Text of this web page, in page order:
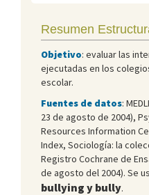
Resumen
Objetivo: evaluar las
ejecutadas en los
escolar.
Fuentes de datos:
23 de agosto de 2004),
Resources Information
Index, Sociología: la
Registro Cochrane de
de agosto del 2004). Se
bullying y bully.